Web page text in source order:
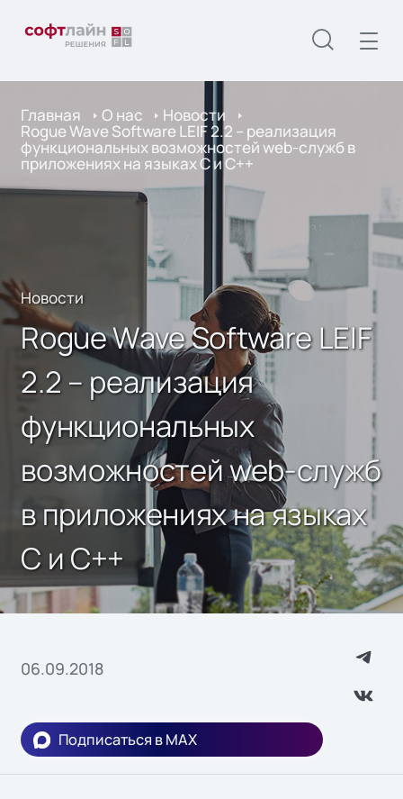
Главная О нас Новости
Rogue Wave Software LEIF 2.2 – реализация
функциональных возможностей web-служб в
приложениях на языках С и С++
Новости
Rogue Wave Software LEIF
2.2 – реализация
функциональных
возможностей web-служб
в приложениях на языках
С и С++
06.09.2018
Подписаться в MAX